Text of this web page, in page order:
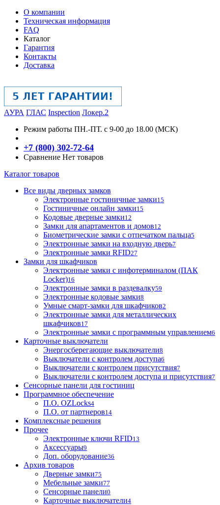
О компании
Техническая информация
FAQ
Каталог
Гарантия
Контакты
Доставка
АУРА ГЛАС Inspection Локер.2
Режим работы ПН.-ПТ. с 9-00 до 18.00 (МСК)
+7 (800) 302-72-64
Сравнение Нет товаров
Каталог товаров
Все виды дверных замков
Электронные гостиничные замки15
Гостиничные онлайн замки15
Кодовые дверные замки12
Замки для апартаментов и домов12
Биометрические замки с отпечатком пальца5
Электронные замки на входную дверь7
Электронные замки RFID27
Замки для шкафчиков
Электронные замки с инфотерминалом (ПАК
Locker)16
Электронные замки в раздевалку59
Электронные кодовые замки8
Умные смарт-замки для шкафчиков2
Электронные замки для металлических
шкафчиков17
Электронные замки с программным управлением6
Карточные выключатели
Энергосберегающие выключатели8
Выключатели с контролем доступа6
Выключатели с контролем присутствия7
Выключатели с контролем доступа и присутствия7
Сенсорные панели для гостиниц
Программное обеспечение
П.О. OZLocks4
П.О. от партнеров14
Комплексные решения
Прочее
Электронные ключи RFID13
Аксессуары9
Доп. оборудование36
Архив товаров
Дверные замки75
Мебельные замки77
Сенсорные панели0
Карточные выключатели4